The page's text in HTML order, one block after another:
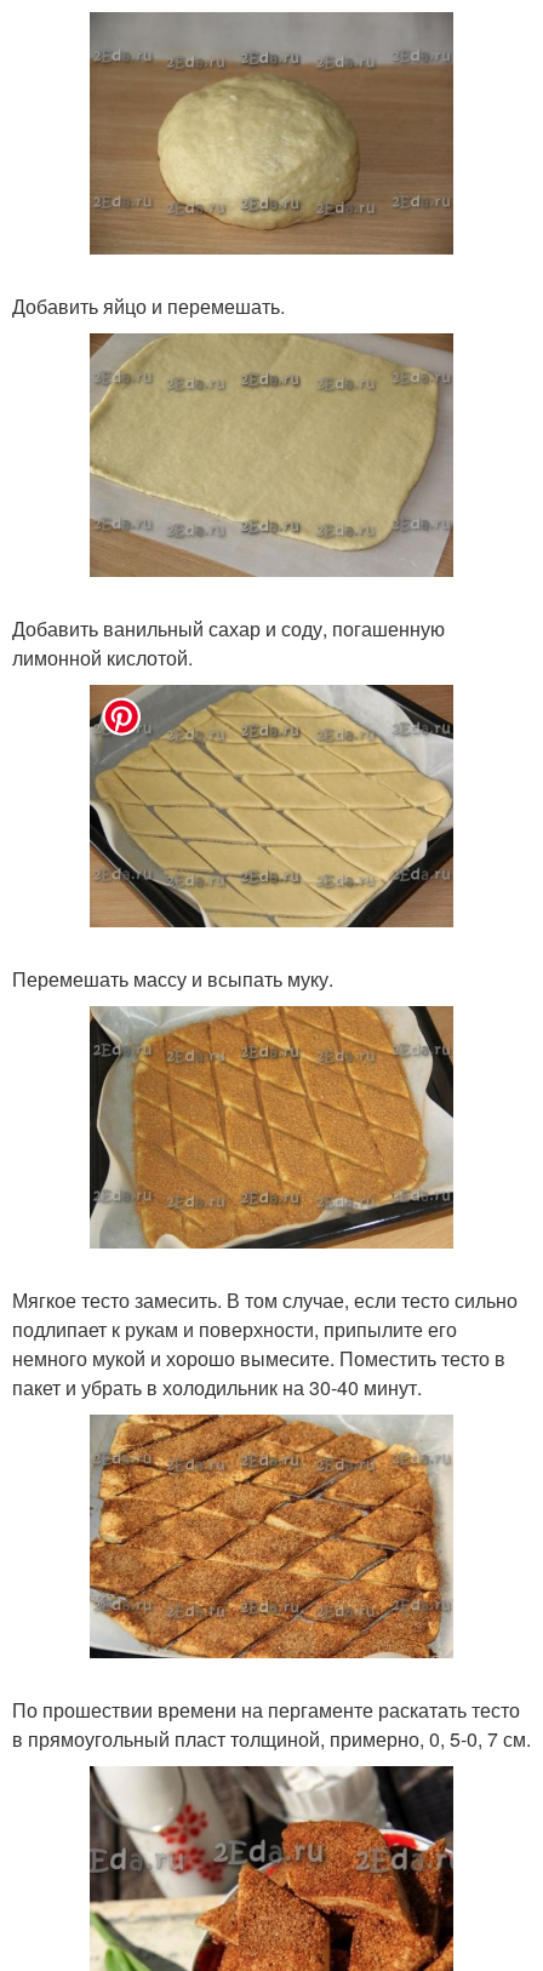
Добавить яйцо и перемешать.
Добавить ванильный сахар и соду, погашенную
лимонной кислотой.
Перемешать массу и всыпать муку.
Мягкое тесто замесить. В том случае, если тесто сильно
подлипает к рукам и поверхности, припылите его
немного мукой и хорошо вымесите. Поместить тесто в
пакет и убрать в холодильник на 30-40 минут.
По прошествии времени на пергаменте раскатать тесто
в прямоугольный пласт толщиной, примерно, 0, 5-0, 7 см.